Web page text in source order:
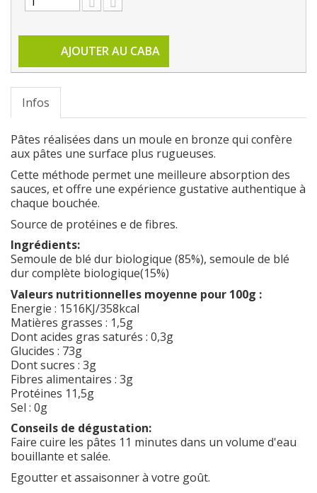
AJOUTER AU CABA
Infos
Pâtes réalisées dans un moule en bronze qui confère
aux pâtes une surface plus rugueuses.
Cette méthode permet une meilleure absorption des
sauces, et offre une expérience gustative authentique à
chaque bouchée.
Source de protéines e de fibres.
Ingrédients:
Semoule de blé dur biologique (85%), semoule de blé
dur complète biologique(15%)
Valeurs nutritionnelles moyenne pour 100g :
Energie : 1516KJ/358kcal
Matières grasses : 1,5g
Dont acides gras saturés : 0,3g
Glucides : 73g
Dont sucres : 3g
Fibres alimentaires : 3g
Protéines 11,5g
Sel : 0g
Conseils de dégustation:
Faire cuire les pâtes 11 minutes dans un volume d'eau
bouillante et salée.
Egoutter et assaisonner à votre goût.